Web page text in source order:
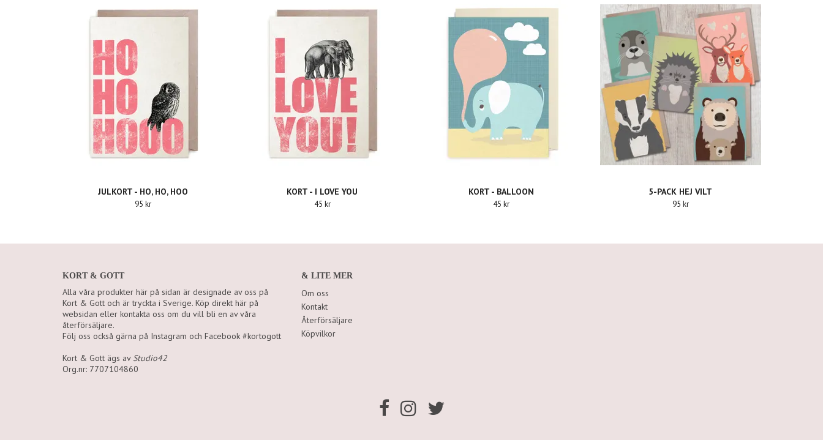
JULKORT - HO, HO, HOO
95 kr
KORT - I LOVE YOU
45 kr
KORT - BALLOON
45 kr
5-PACK HEJ VILT
95 kr
KORT & GOTT
Alla våra produkter här på sidan är designade av oss på
Kort & Gott och är tryckta i Sverige. Köp direkt här på
websidan eller kontakta oss om du vill bli en av våra
återförsäljare.
Följ oss också gärna på Instagram och Facebook #kortogott
Kort & Gott ägs av Studio42
Org.nr: 7707104860
& LITE MER
Om oss
Kontakt
Återförsäljare
Köpvilkor